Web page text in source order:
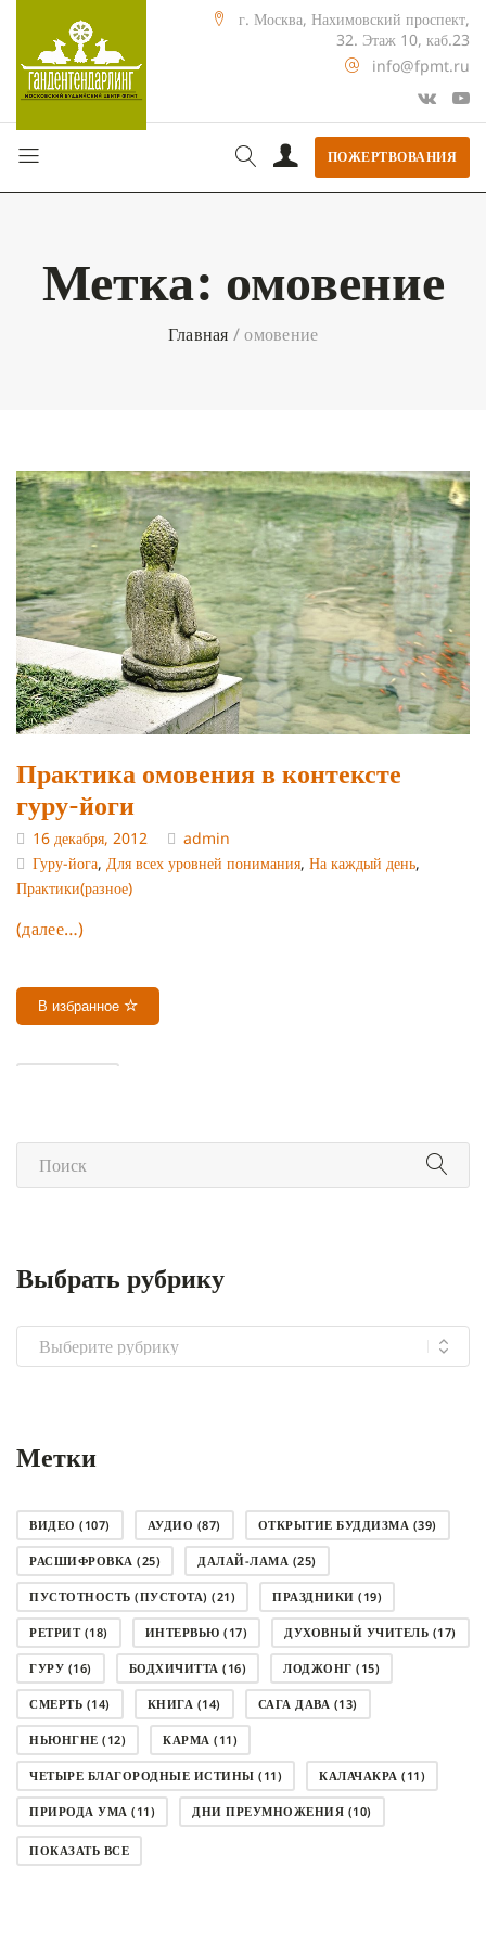
г. Москва, Нахимовский проспект,
32. Этаж 10, каб.23
info@fpmt.ru
ПОЖЕРТВОВАНИЯ
Метка: омовение
Главная /омовение
Практика омовения в контексте
гуру-йоги
16 декабря, 2012
admin
Гуру-йога, Для всех уровней понимания, На каждый день,
Практики(разное)
(далее…)
В избранное
Выбрать рубрику
Выбрать
рубрику
Метки
ВИДЕО (107) АУДИО (87) ОТКРЫТИЕ БУДДИЗМА (39)
РАСШИФРОВКА (25) ДАЛАЙ-ЛАМА (25)
ПУСТОТНОСТЬ (ПУСТОТА) (21) ПРАЗДНИКИ (19)
РЕТРИТ(18) ИНТЕРВЬЮ (17) ДУХОВНЫЙ УЧИТЕЛЬ (17)
ГУРУ (16) БОДХИЧИТТА (16) ЛОДЖОНГ (15)
СМЕРТЬ (14) КНИГА (14) САГА ДАВА (13)
НЬЮНГНЕ (12) КАРМА (11)
ЧЕТЫРЕ БЛАГОРОДНЫЕ ИСТИНЫ (11) КАЛАЧАКРА (11)
ПРИРОДА УМА (11) ДНИ ПРЕУМНОЖЕНИЯ (10)
СОВЕТ(10)
ПОКАЗАТЬ ВСЕ